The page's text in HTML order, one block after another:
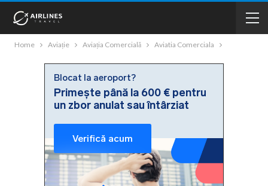
Home Aviație Aviația Comercială Aviatia Comerciala